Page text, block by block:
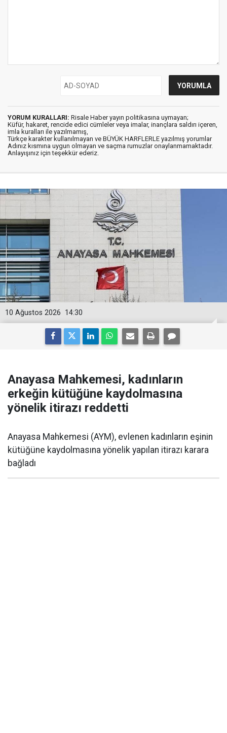
YORUM KURALLARI: Risale Haber yayın politikasına uymayan;
Küfür, hakaret, rencide edici cümleler veya imalar, inançlara saldırı içeren,
imla kuralları ile yazılmamış,
Türkçe karakter kullanılmayan ve BÜYÜK HARFLERLE yazılmış yorumlar
Adınız kısmına uygun olmayan ve saçma rumuzlar onaylanmamaktadır.
Anlayışınız için teşekkür ederiz.
14:30
10 Ağustos 2026
Anayasa Mahkemesi, kadınların
erkeğin kütüğüne kaydolmasına
yönelik itirazı reddetti
Anayasa Mahkemesi (AYM), evlenen kadınların eşinin
kütüğüne kaydolmasına yönelik yapılan itirazı karara
bağladı